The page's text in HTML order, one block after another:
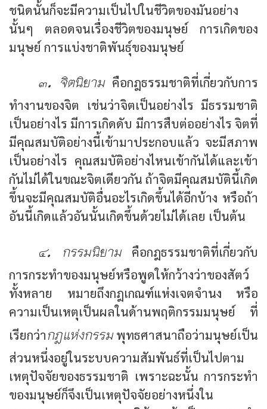
ชนิดนั้นก็จะมีความเป็นไปในชีวิตของมันอย่าง
นั้นๆ ตลอดจนเรื่องชีวิตของมนุษย์ การเกิดของ
มนุษย์ การแบ่งชาติพันธุ์ของมนุษย์
๓. จิตนิยามคือกฎธรรมชาติที่เกี่ยวกับการ
ทำงานของจิต เช่นว่าจิตเป็นอย่างไร มีธรรมชาติ
เป็นอย่างไร มีการเกิดดับ มีการสืบต่ออย่างไร จิตที่
มีคุณสมบัติอย่างนี้เข้ามาประกอบแล้ว จะมีสภาพ
เป็นอย่างไร คุณสมบัติอย่างไหนเข้ากันได้และเข้า
กันไม่ได้ในขณะจิตเดียวกัน ถ้าจิตมีคุณสมบัตินี้เกิด
ขึ้นจะมีคุณสมบัติอื่นอะไรเกิดขึ้นได้อีกบ้าง หรือถ้า
อันนี้เกิดแล้วอันนั้นเกิดขึ้นด้วยไม่ได้เลย เป็นต้น
๔. กรรมนิยามคือกฎธรรมชาติที่เกี่ยวกับ
การกระทำของมนุษย์หรือพูดให้กว้างว่าของสัตว์
ทั้งหลาย หมายถึงกฎเกณฑ์แห่งเจตจำนง หรือ
ความเป็นเหตุเป็นผลในด้านพฤติกรรมมนุษย์ ที่
เรียกว่ากฎแห่งกรรมพุทธศาสนาถือว่ามนุษย์เป็น
ส่วนหนึ่งอยู่ในระบบความสัมพันธ์ที่เป็นไปตาม
เหตุปัจจัยของธรรมชาติ เพราะฉะนั้น การกระทำ
ของมนุษย์ก็จึงเป็นเหตุปัจจัยอย่างหนึ่งใน